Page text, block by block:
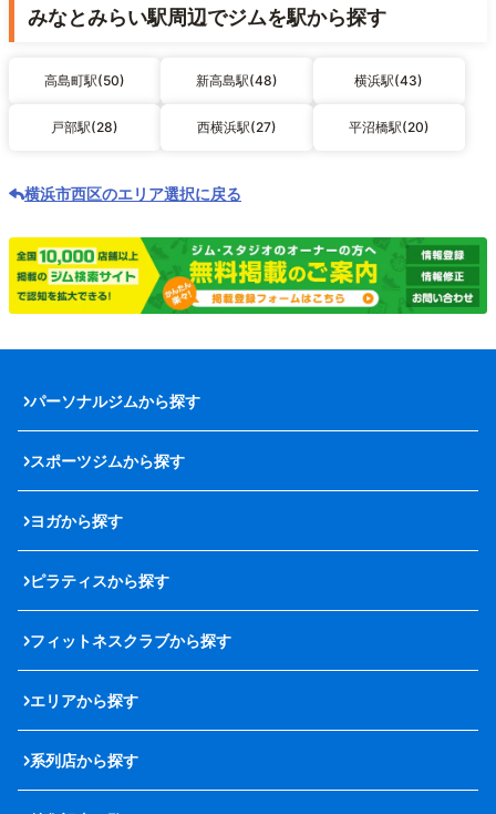
みなとみらい駅周辺でジムを駅から探す
高島町駅(50) 新高島駅(48) 横浜駅(43)
戸部駅(28) 西横浜駅(27) 平沼橋駅(20)
横浜市西区のエリア選択に戻る
パーソナルジムから探す
スポーツジムから探す
ヨガから探す
ピラティスから探す
フィットネスクラブから探す
エリアから探す
系列店から探す